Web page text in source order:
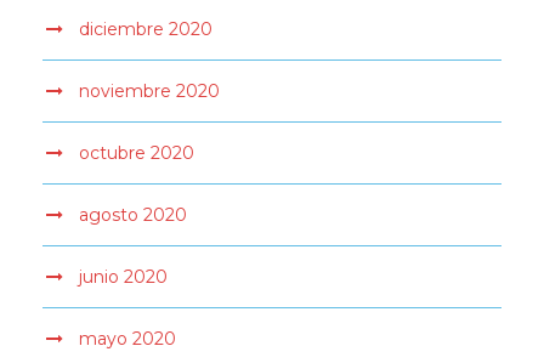
diciembre 2020
noviembre 2020
octubre 2020
agosto 2020
junio 2020
mayo 2020